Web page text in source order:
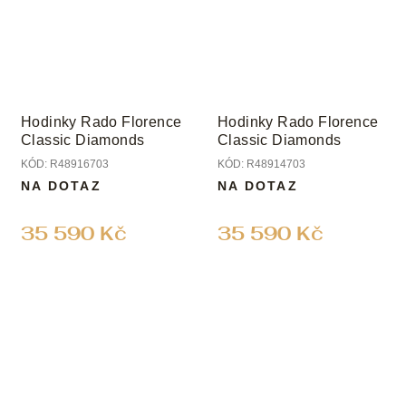
Hodinky Rado Florence
Classic Diamonds
KÓD: R48916703
35 590 Kč
NA DOTAZ
Hodinky Rado Florence
Classic Diamonds
KÓD: R48914703
35 590 Kč
NA DOTAZ